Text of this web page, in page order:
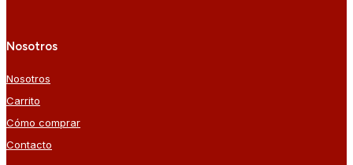
Nosotros
Nosotros
Carrito
Cómo comprar
Contacto